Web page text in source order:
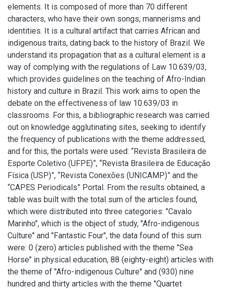
elements. It is composed of more than 70 different
characters, who have their own songs, mannerisms and
identities. It is a cultural artifact that carries African and
indigenous traits, dating back to the history of Brazil. We
understand its propagation that as a cultural element is a
way of complying with the regulations of Law 10.639/03,
which provides guidelines on the teaching of Afro-Indian
history and culture in Brazil. This work aims to open the
debate on the effectiveness of law 10.639/03 in
classrooms. For this, a bibliographic research was carried
out on knowledge agglutinating sites, seeking to identify
the frequency of publications with the theme addressed,
and for this, the portals were used: “Revista Brasileira de
Esporte Coletivo (UFPE)”, “Revista Brasileira de Educação
Física (USP)”, “Revista Conexões (UNICAMP)” and the
“CAPES Periodicals” Portal. From the results obtained, a
table was built with the total sum of the articles found,
which were distributed into three categories: "Cavalo
Marinho", which is the object of study, "Afro-indigenous
Culture" and "Fantastic Four", the data found of this sum
were: 0 (zero) articles published with the theme "Sea
Horse" in physical education, 88 (eighty-eight) articles with
the theme of "Afro-indigenous Culture" and (930) nine
hundred and thirty articles with the theme "Quartet